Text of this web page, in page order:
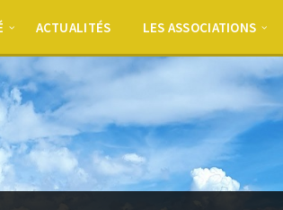
ACTUALITÉS LES ASSOCIATIONS